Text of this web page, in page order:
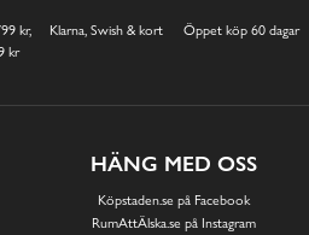
kr,
kr
Klarna, Swish & kort Öppet köp 60 dagar
HÄNG MED OSS
Köpstaden.se på Facebook
RumAttÄlska.se på Instagram